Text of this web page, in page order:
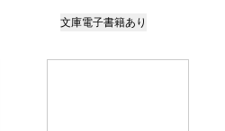
文庫電子書籍あり